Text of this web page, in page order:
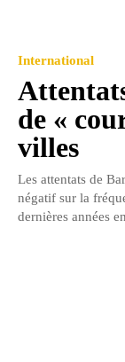
International
de «
villes
Les attentats de
négatif sur la
dernières années